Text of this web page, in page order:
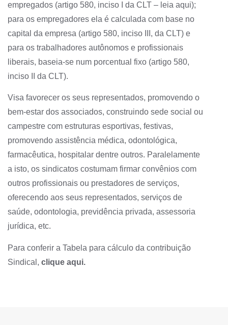
empregados (artigo 580, inciso I da CLT – leia aqui);
para os empregadores ela é calculada com base no
capital da empresa (artigo 580, inciso III, da CLT) e
para os trabalhadores autônomos e profissionais
liberais, baseia-se num porcentual fixo (artigo 580,
inciso II da CLT).
Visa favorecer os seus representados, promovendo o
bem-estar dos associados, construindo sede social ou
campestre com estruturas esportivas, festivas,
promovendo assistência médica, odontológica,
farmacêutica, hospitalar dentre outros. Paralelamente
a isto, os sindicatos costumam firmar convênios com
outros profissionais ou prestadores de serviços,
oferecendo aos seus representados, serviços de
saúde, odontologia, previdência privada, assessoria
jurídica, etc.
Para conferir a Tabela para cálculo da contribuição
Sindical, clique aqui.